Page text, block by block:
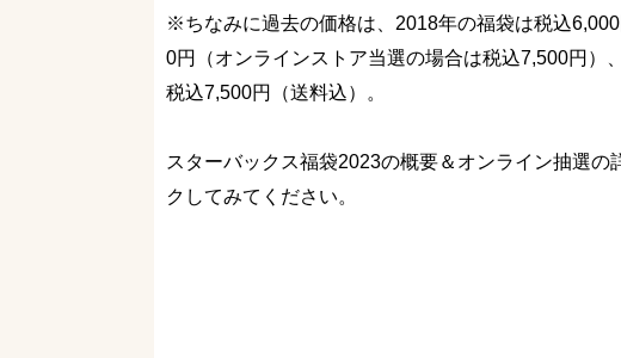
※ちなみに過去の価格は、2018年の福袋は税込
0円（オンラインストア当選の場合は税込7,500円）
税込7,500円（送料込）。
スターバックス福袋2023の概要＆オンライン抽選
クしてみてください。